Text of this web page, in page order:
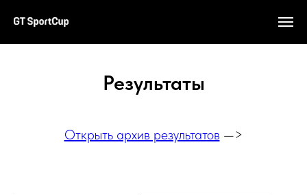
Результаты
Открыть архив результатов —>